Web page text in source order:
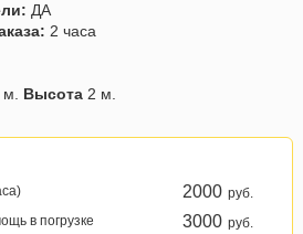
ДА
2 часа
Высота 2 м.
2000 руб.
в погрузке
3000 руб.